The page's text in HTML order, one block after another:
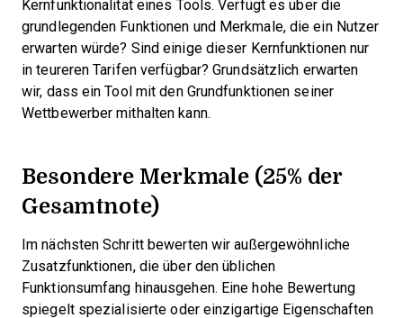
Kernfunktionalität eines Tools. Verfügt es über die
grundlegenden Funktionen und Merkmale, die ein Nutzer
erwarten würde? Sind einige dieser Kernfunktionen nur
in teureren Tarifen verfügbar? Grundsätzlich erwarten
wir, dass ein Tool mit den Grundfunktionen seiner
Wettbewerber mithalten kann.
Besondere Merkmale (25% der
Gesamtnote)
Im nächsten Schritt bewerten wir außergewöhnliche
Zusatzfunktionen, die über den üblichen
Funktionsumfang hinausgehen. Eine hohe Bewertung
spiegelt spezialisierte oder einzigartige Eigenschaften